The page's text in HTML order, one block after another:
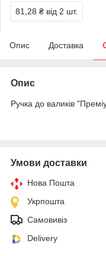
81,28 ₴ від 2 шт.
Опис Доставка
Опис
Ручка до валиків
Умови доставки
Нова Пошта
Укрпошта
Самовивіз
Delivery